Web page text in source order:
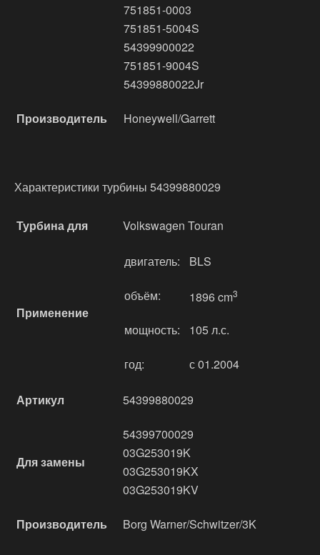
751851-0003
751851-5004S
54399900022
751851-9004S
54399880022Jr
Производитель Honeywell/Garrett
Характеристики турбины 54399880029
Турбина для Volkswagen Touran
Применение
двигатель: BLS
объём: 1896 cm3
мощность: 105 л.с.
год: с 01.2004
Артикул 54399880029
Для замены
54399700029
03G253019K
03G253019KX
03G253019KV
Производитель Borg Warner/Schwitzer/3K